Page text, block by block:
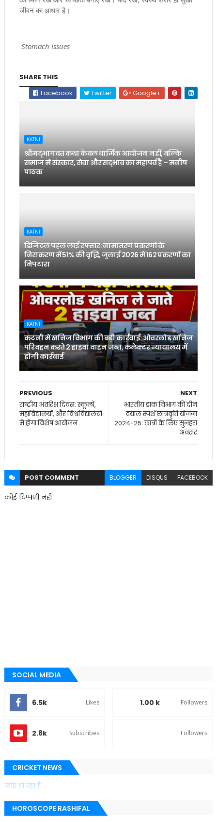
जीवन का आधार है।
Stomach Issues
SHARE THIS
Facebook
Twitter Google+
KATNI
श्रीमद्भागवत कथा केवल धार्मिक आयोजन नहीं, बल्कि
समाज में संस्कार, सेवा और सद्भाव का महापर्व है – मनीष
पाठक
KATNI
डिजिटल पहल लाई रफ्तार: नामांतरण प्रकरणों के
निराकरण में 51% की वृद्धि, जुलाई 2026 में 162 प्रकरणों का
निपटारा
KATNI
कटनी में खनिज विभाग की बड़ी कार्रवाई: ओवरलोड खनिज
परिवहन करते 2 हाइवा वाहन जब्त, कलेक्टर न्यायालय में
होगी कार्रवाई
NEXT
भारतीय डाक विभाग की दीन
दयाल स्पर्श छात्रवृत्ति योजना
2024-25: छात्रों के लिए सुनहरा
अवसर
PREVIOUS
राष्ट्रीय अंतरिक्ष दिवस: स्कूलों,
महाविद्यालयों, और विश्वविद्यालयों
में होगा विशेष आयोजन
POST COMMENT BLOGGER DISQUS FACEBOOK
कोई टिप्पणी नहीं
SOCIAL MEDIA
6.5k Likes 1.00 k Followers
2.8k Subscribes Followers
CRICKET NEWS
लोड हो रहा है. . .
HOROSCOPE RASHIFAL